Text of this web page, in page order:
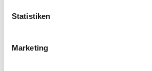
Statistiken
Marketing
Schutzdienst, RallyObedience
Übungszeiten im Sommer: